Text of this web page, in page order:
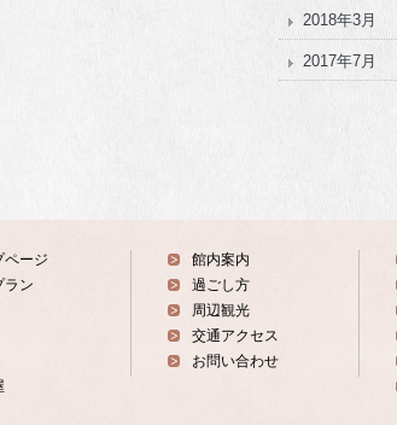
2018年3月
2017年7月
ページ
ラン
館内案内
過ごし方
周辺観光
交通アクセス
お問い合わせ